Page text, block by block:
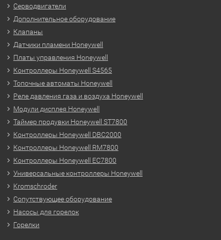
Серводвигатели
Дополнительное оборудование
Клапаны
Датчики пламени Honeywell
Платы управления Honeywell
Контроллеры Honeywell S4565
Топочные автоматы Honeywell
Реле давления газа и воздуха Honeywell
Модули дисплея Honeywell
Таймер продувки Honeywell ST7800
Контроллеры Honeywell DBC2000
Контроллеры Honeywell RM7800
Контроллеры Honeywell EC7800
Универсальные контроллеры Honeywell
Kromschroder
Сопутствующее оборудование
Насосы для горелок
Горелки